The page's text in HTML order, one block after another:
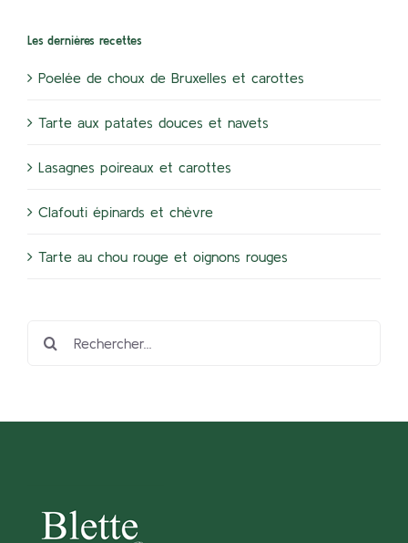
Les dernières recettes
Poelée de choux de Bruxelles et carottes
Tarte aux patates douces et navets
Lasagnes poireaux et carottes
Clafouti épinards et chèvre
Tarte au chou rouge et oignons rouges